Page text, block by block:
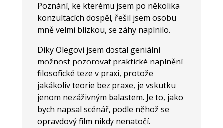
Poznání, ke kterému jsem po několika
konzultacích dospěl, řešil jsem osobu
mně velmi blízkou, se záhy naplnilo.
Díky Olegovi jsem dostal geniální
možnost pozorovat praktické naplnění
filosofické teze v praxi, protože
jakákoliv teorie bez praxe, je vskutku
jenom nezáživným balastem. Je to, jako
bych napsal scénář, podle něhož se
opravdový film nikdy nenatočí.